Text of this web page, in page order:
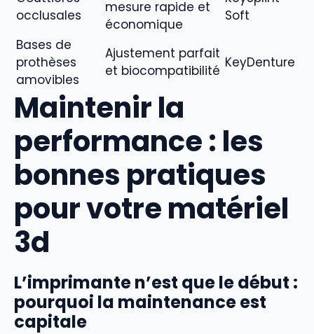
occlusales
mesure rapide et
économique
Soft
Bases de
prothèses
amovibles
Ajustement parfait
et biocompatibilité KeyDenture
Maintenir la
performance : les
bonnes pratiques
pour votre matériel
3d
L’imprimante n’est que le début :
pourquoi la maintenance est
capitale